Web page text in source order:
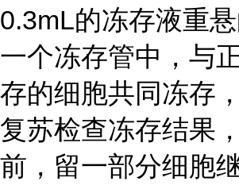
0.3mL的冻存液重
一个冻存管中，与
存的细胞共同冻存
复苏检查冻存结果
前，留一部分细胞